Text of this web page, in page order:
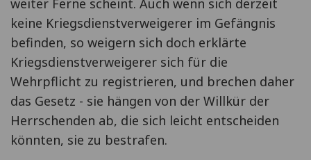
keine Kriegsdienstverweigerer im Gefängnis
befinden, so weigern sich doch erklärte
Kriegsdienstverweigerer sich für die
Wehrpflicht zu registrieren, und brechen daher
das Gesetz - sie hängen von der Willkür der
Herrschenden ab, die sich leicht entscheiden
könnten, sie zu bestrafen.